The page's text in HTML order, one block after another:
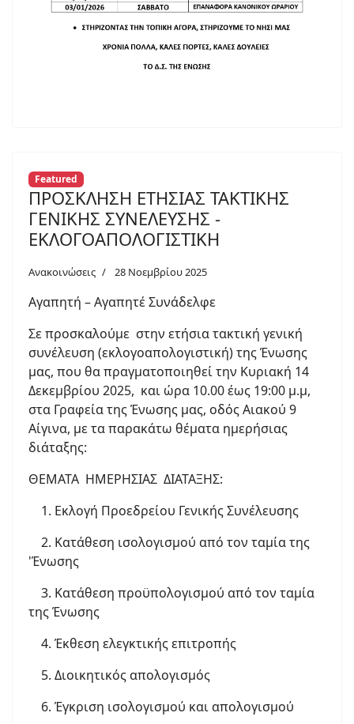
Featured
ΠΡΟΣΚΛΗΣΗ ΕΤΗΣΙΑΣ ΤΑΚΤΙΚΗΣ
ΓΕΝΙΚΗΣ ΣΥΝΕΛΕΥΣΗΣ -
ΕΚΛΟΓΟΑΠΟΛΟΓΙΣΤΙΚΗ
Ανακοινώσεις 28 Νοεμβρίου 2025
Αγαπητή – Αγαπητέ Συνάδελφε
Σε προσκαλούμε στην ετήσια τακτική γενική
συνέλευση (εκλογοαπολογιστική) της Ένωσης
μας, που θα πραγματοποιηθεί την Κυριακή 14
Δεκεμβρίου 2025, και ώρα 10.00 έως 19:00 μ.μ,
στα Γραφεία της Ένωσης μας, οδός Αιακού 9
Αίγινα, με τα παρακάτω θέματα ημερήσιας
διάταξης:
ΘΕΜΑΤΑ ΗΜΕΡΗΣΙΑΣ ΔΙΑΤΑΞΗΣ:
1. Εκλογή Προεδρείου Γενικής Συνέλευσης
2. Κατάθεση ισολογισμού από τον ταμία της
'Ένωσης
3. Κατάθεση προϋπολογισμού από τον ταμία
της Ένωσης
4. Έκθεση ελεγκτικής επιτροπής
5. Διοικητικός απολογισμός
6. Έγκριση ισολογισμού και απολογισμού